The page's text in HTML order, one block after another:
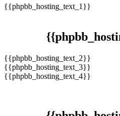
{{phpbb_hosting_text_1 }}
{{
{{phpbb_hosting_text_2}}
{{phpbb_hosting_text_3}}
{{phpbb_hosting_text_4}}